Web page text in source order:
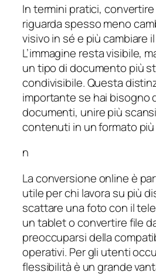
In termini pratici, convertire
riguarda spesso meno
visivo in sé e più cambiare
L’immagine resta visibile,
un tipo di documento più
condivisibile. Questa
importante se hai bisogno
documenti, unire più
contenuti in un formato più
n
La conversione online è
utile per chi lavora su più
scattare una foto con il
un tablet o convertire file
preoccuparsi della
operativi. Per gli utenti
flessibilità è un grande